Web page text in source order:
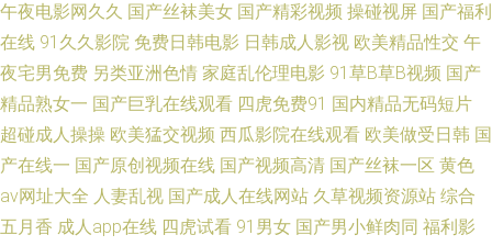
男人国产精品自拍 伊人网香蕉 俺去啦最新网站 国产高清肏屄电影 玖玖精品
视频在线 日韩A∨手机在线 操碰高清 久久伊人一区网 深夜影院操一操 97色
福利导航 国产精品多乙 91官网在线看 久草福利站 欧美大成色 91中文视频
激情婷婷网 欧美色色网 日日撸亚洲视频 在线看a的网站 91香蕉国产 超碰自
午夜电影网久久 国产丝袜美女 国产精彩视频 操碰视屏 国产福利
在线 91久久影院 免费日韩电影 日韩成人影视 欧美精品性交 午
夜宅男免费 另类亚洲色情 家庭乱伦理电影 91草B草B视频 国产
精品熟女一 国产巨乳在线观看 四虎免费91 国内精品无码短片
超碰成人操操 欧美猛交视频 西瓜影院在线观看 欧美做受日韩 国
产在线一 国产原创视频在线 国产视频高清 国产丝袜一区 黄色
av网址大全 人妻乱视 国产成人在线网站 久草视频资源站 综合
五月香 成人app在线 四虎试看 91男女 国产男小鲜肉同 福利影